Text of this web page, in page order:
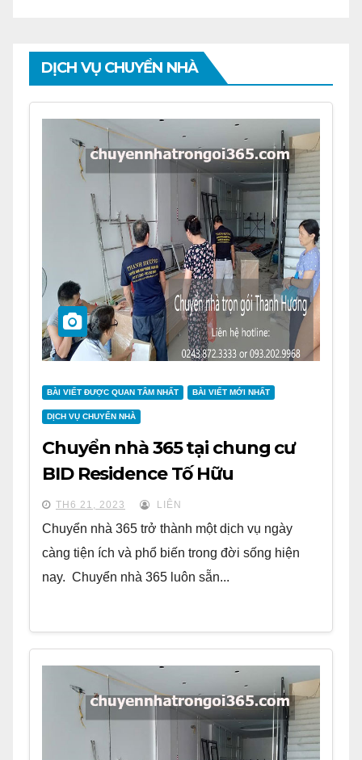
DỊCH VỤ CHUYỂN NHÀ
BÀI VIẾT ĐƯỢC QUAN TÂM NHẤT BÀI VIẾT MỚI NHẤT
DỊCH VỤ CHUYỂN NHÀ
Chuyển nhà 365 tại chung cư
BID Residence Tố Hữu
TH6 21, 2023 LIÊN
Chuyển nhà 365 trở thành một dịch vụ ngày
càng tiện ích và phổ biến trong đời sống hiện
nay. Chuyển nhà 365 luôn sẵn...